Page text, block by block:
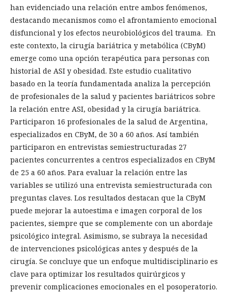
han evidenciado una relación entre ambos fenómenos,
destacando mecanismos como el afrontamiento emocional
disfuncional y los efectos neurobiológicos del trauma. En
este contexto, la cirugía bariátrica y metabólica (CByM)
emerge como una opción terapéutica para personas con
historial de ASI y obesidad. Este estudio cualitativo
basado en la teoría fundamentada analiza la percepción
de profesionales de la salud y pacientes bariátricos sobre
la relación entre ASI, obesidad y la cirugía bariátrica.
Participaron 16 profesionales de la salud de Argentina,
especializados en CByM, de 30 a 60 años. Así también
participaron en entrevistas semiestructuradas 27
pacientes concurrentes a centros especializados en CByM
de 25 a 60 años. Para evaluar la relación entre las
variables se utilizó una entrevista semiestructurada con
preguntas claves. Los resultados destacan que la CByM
puede mejorar la autoestima e imagen corporal de los
pacientes, siempre que se complemente con un abordaje
psicológico integral. Asimismo, se subraya la necesidad
de intervenciones psicológicas antes y después de la
cirugía. Se concluye que un enfoque multidisciplinario es
clave para optimizar los resultados quirúrgicos y
prevenir complicaciones emocionales en el posoperatorio.